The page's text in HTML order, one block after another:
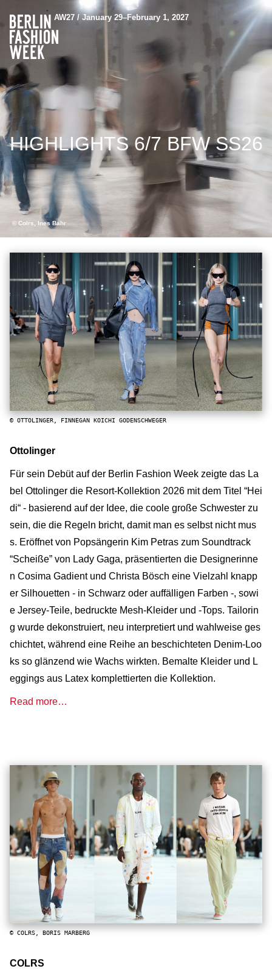
AW27 / January 29–February 1, 2027
HIGHLIGHTS 6/7 BFW SS26
© Colrs, Ines Bahr
© OTTOLINGER, FINNEGAN KOICHI GODENSCHWEGER
Ottolinger
Für sein Debüt auf der Berlin Fashion Week zeigte das La
bel Ottolinger die Resort-Kollektion 2026 mit dem Titel “Hei
di“ - basierend auf der Idee, die coole große Schwester zu
sein, die die Regeln bricht, damit man es selbst nicht mus
s. Eröffnet von Popsängerin Kim Petras zum Soundtrack
“Scheiße” von Lady Gaga, präsentierten die Designerinne
n Cosima Gadient und Christa Bösch eine Vielzahl knapp
er Silhouetten - in Schwarz oder auffälligen Farben -, sowi
e Jersey-Teile, bedruckte Mesh-Kleider und -Tops. Tailorin
g wurde dekonstruiert, neu interpretiert und wahlweise ges
chichtet, während eine Reihe an beschichteten Denim-Loo
ks so glänzend wie Wachs wirkten. Bemalte Kleider und L
eggings aus Latex komplettierten die Kollektion.
Read more…
© COLRS, BORIS MARBERG
COLRS